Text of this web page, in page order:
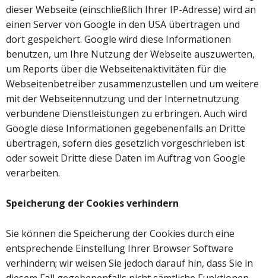
dieser Webseite (einschließlich Ihrer IP-Adresse) wird an
einen Server von Google in den USA übertragen und
dort gespeichert. Google wird diese Informationen
benutzen, um Ihre Nutzung der Webseite auszuwerten,
um Reports über die Webseitenaktivitäten für die
Webseitenbetreiber zusammenzustellen und um weitere
mit der Webseitennutzung und der Internetnutzung
verbundene Dienstleistungen zu erbringen. Auch wird
Google diese Informationen gegebenenfalls an Dritte
übertragen, sofern dies gesetzlich vorgeschrieben ist
oder soweit Dritte diese Daten im Auftrag von Google
verarbeiten.
Speicherung der Cookies verhindern
Sie können die Speicherung der Cookies durch eine
entsprechende Einstellung Ihrer Browser Software
verhindern; wir weisen Sie jedoch darauf hin, dass Sie in